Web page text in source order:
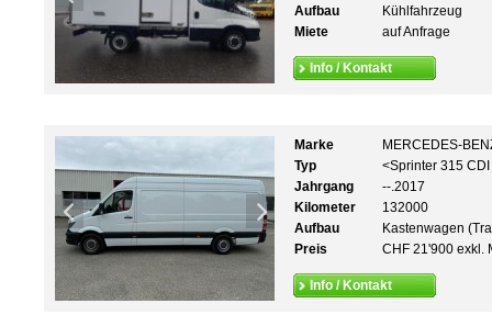
Aufbau
Kühlfahrzeug
Miete
auf Anfrage
Info / Kontakt
Marke
MERCEDES-
Typ
<Sprinter 315
Jahrgang
--.2017
Kilometer
132000
Aufbau
Kastenwagen
Preis
CHF 21'900 exkl.
Info / Kontakt